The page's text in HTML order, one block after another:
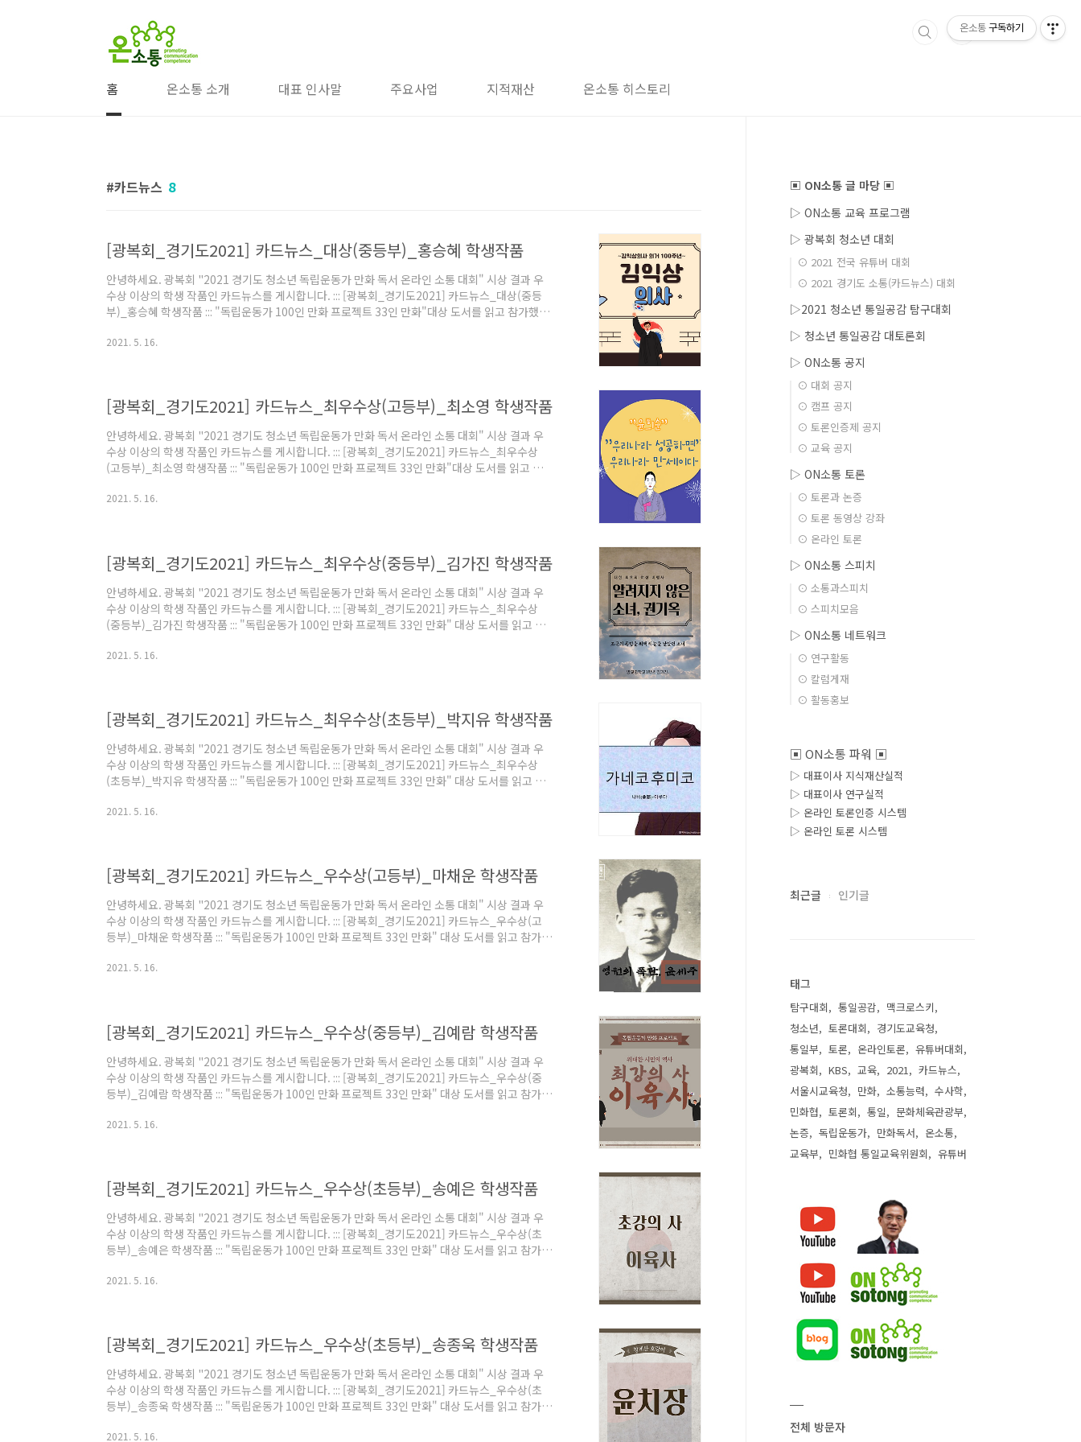
홈 온소통 소개 대표 인사말 주요사업 지적재산 온소통 히스토리
카드뉴스 8
[광복회_경기도2021] 카드뉴스_대상(중등부)_홍승혜 학생작품
안녕하세요. 광복회 "2021 경기도 청소년 독립운동가 만화 독서 온라인 소통 대회" 시상 결과 우
수상 이상의 학생 작품인 카드뉴스를 게시합니다. ::: [광복회_경기도2021] 카드뉴스_대상(중등
부)_홍승혜 학생작품 ::: "독립운동가 100인 만화 프로젝트 33인 만화"대상 도서를 읽고 참가했던
"독립운동가 100인 만화" 독서로 다시금 독립운동가 정신 함양에 도움이 되기를 고대합니다. 다
2021. 5. 16.
[광복회_경기도2021] 카드뉴스_최우수상(고등부)_최소영 학생작품
안녕하세요. 광복회 "2021 경기도 청소년 독립운동가 만화 독서 온라인 소통 대회" 시상 결과 우
수상 이상의 학생 작품인 카드뉴스를 게시합니다. ::: [광복회_경기도2021] 카드뉴스_최우수상
(고등부)_최소영 학생작품 ::: "독립운동가 100인 만화 프로젝트 33인 만화"대상 도서를 읽고 참
참여한 "독립운동가 100인 만화" 독서로 다시금 독립운동가 정신 함양에 도움이 되기를 고대합니
2021. 5. 16.
[광복회_경기도2021] 카드뉴스_최우수상(중등부)_김가진 학생작품
안녕하세요. 광복회 "2021 경기도 청소년 독립운동가 만화 독서 온라인 소통 대회" 시상 결과 우
수상 이상의 학생 작품인 카드뉴스를 게시합니다. ::: [광복회_경기도2021] 카드뉴스_최우수상
(중등부)_김가진 학생작품 ::: "독립운동가 100인 만화 프로젝트 33인 만화" 대상 도서를 읽고 참
참여한 "독립운동가 100인 만화" 독서로 다시금 독립운동가 정신 함양에 도움이 되기를 고대합니
2021. 5. 16.
[광복회_경기도2021] 카드뉴스_최우수상(초등부)_박지유 학생작품
안녕하세요. 광복회 "2021 경기도 청소년 독립운동가 만화 독서 온라인 소통 대회" 시상 결과 우
수상 이상의 학생 작품인 카드뉴스를 게시합니다. ::: [광복회_경기도2021] 카드뉴스_최우수상
(초등부)_박지유 학생작품 ::: "독립운동가 100인 만화 프로젝트 33인 만화" 대상 도서를 읽고 참
참여한 "독립운동가 100인 만화" 독서로 다시금 독립운동가 정신 함양에 도움이 되기를 고대합니
2021. 5. 16.
[광복회_경기도2021] 카드뉴스_우수상(고등부)_마채운 학생작품
안녕하세요. 광복회 "2021 경기도 청소년 독립운동가 만화 독서 온라인 소통 대회" 시상 결과 우
수상 이상의 학생 작품인 카드뉴스를 게시합니다. ::: [광복회_경기도2021] 카드뉴스_우수상(고
등부)_마채운 학생작품 ::: "독립운동가 100인 만화 프로젝트 33인 만화" 대상 도서를 읽고 참가했
한 "독립운동가 100인 만화" 독서로 다시금 독립운동가 정신 함양에 도움이 되기를 고대합니다.
2021. 5. 16.
[광복회_경기도2021] 카드뉴스_우수상(중등부)_김예람 학생작품
안녕하세요. 광복회 "2021 경기도 청소년 독립운동가 만화 독서 온라인 소통 대회" 시상 결과 우
수상 이상의 학생 작품인 카드뉴스를 게시합니다. ::: [광복회_경기도2021] 카드뉴스_우수상(중
등부)_김예람 학생작품 ::: "독립운동가 100인 만화 프로젝트 33인 만화" 대상 도서를 읽고 참가했
한 "독립운동가 100인 만화" 독서로 다시금 독립운동가 정신 함양에 도움이 되기를 고대합니다.
2021. 5. 16.
[광복회_경기도2021] 카드뉴스_우수상(초등부)_송예은 학생작품
안녕하세요. 광복회 "2021 경기도 청소년 독립운동가 만화 독서 온라인 소통 대회" 시상 결과 우
수상 이상의 학생 작품인 카드뉴스를 게시합니다. ::: [광복회_경기도2021] 카드뉴스_우수상(초
등부)_송예은 학생작품 ::: "독립운동가 100인 만화 프로젝트 33인 만화" 대상 도서를 읽고 참가했
한 "독립운동가 100인 만화" 독서로 다시금 독립운동가 정신 함양에 도움이 되기를 고대합니다.
2021. 5. 16.
[광복회_경기도2021] 카드뉴스_우수상(초등부)_송종욱 학생작품
안녕하세요. 광복회 "2021 경기도 청소년 독립운동가 만화 독서 온라인 소통 대회" 시상 결과 우
수상 이상의 학생 작품인 카드뉴스를 게시합니다. ::: [광복회_경기도2021] 카드뉴스_우수상(초
등부)_송종욱 학생작품 ::: "독립운동가 100인 만화 프로젝트 33인 만화" 대상 도서를 읽고 참가했
한 "독립운동가 100인 만화" 독서로 다시금 독립운동가 정신 함양에 도움이 되기를 고대합니다.
2021. 5. 16.
▣ ON소통 글 마당 ▣
▷ ON소통 교육 프로그램
▷ 광복회 청소년 대회
⊙ 2021 전국 유튜버 대회
⊙ 2021 경기도 소통(카드뉴스) 대회
▷2021 청소년 통일공감 탐구대회
▷ 청소년 통일공감 대토론회
▷ ON소통 공지
⊙ 대회 공지
⊙ 캠프 공지
⊙ 토론인증제 공지
⊙ 교육 공지
▷ ON소통 토론
⊙ 토론과 논증
⊙ 토론 동영상 강좌
⊙ 온라인 토론
▷ ON소통 스피치
⊙ 소통과스피치
⊙ 스피치모음
▷ ON소통 네트워크
⊙ 연구활동
⊙ 칼럼게재
⊙ 활동홍보
▣ ON소통 파워 ▣
▷ 대표이사 지식재산실적
▷ 대표이사 연구실적
▷ 온라인 토론인증 시스템
▷ 온라인 토론 시스템
최근글 인기글
태그
탐구대회 통일공감
맥크로스키
청소년
토론대회
경기도교육청
통일부
토론 온라인토론
유튜버대회
광복회
KBS 교육 2021
카드뉴스
서울시교육청
만화 소통능력
수사학
민화협
토론회 통일
문화체육관광부
논증
독립운동가 만화독서
온소통
교육부
민화협 통일교육위원회 유튜버
전체 방문자
온소통 구독하기